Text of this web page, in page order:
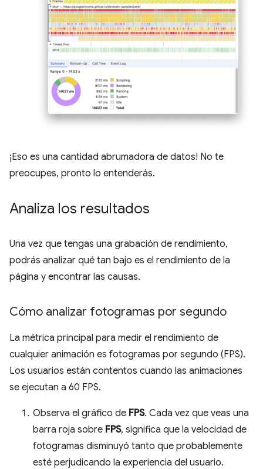
¡Eso es una cantidad abrumadora de datos! No te
preocupes, pronto lo entenderás.
Analiza los resultados
Una vez que tengas una grabación de rendimiento,
podrás analizar qué tan bajo es el rendimiento de la
página y encontrar las causas.
Cómo analizar fotogramas por segundo
La métrica principal para medir el rendimiento de
cualquier animación es fotogramas por segundo (FPS).
Los usuarios están contentos cuando las animaciones
se ejecutan a 60 FPS.
Observa el gráfico de FPS. Cada vez que veas una
barra roja sobre FPS, significa que la velocidad de
fotogramas disminuyó tanto que probablemente
esté perjudicando la experiencia del usuario.